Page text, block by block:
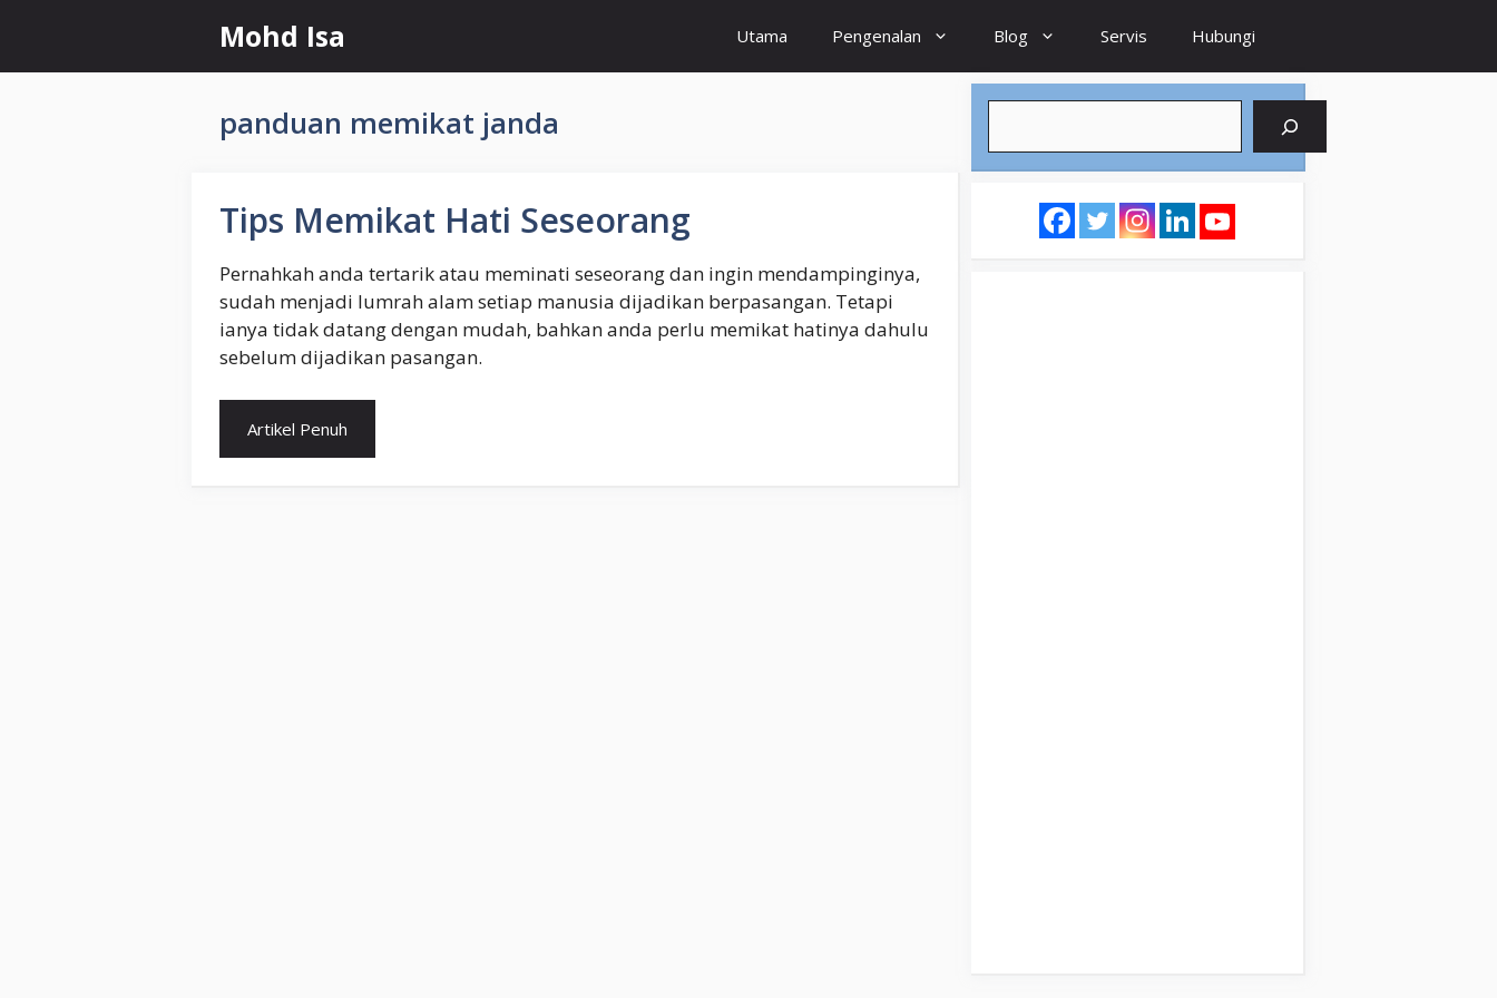
content
Mohd Isa Utama Pengenalan Blog Servis Hubungi
panduan memikat janda
Tips Memikat Hati Seseorang
Pernahkah anda tertarik atau meminati seseorang dan ingin mendampinginya,
sudah menjadi lumrah alam setiap manusia dijadikan berpasangan. Tetapi
ianya tidak datang dengan mudah, bahkan anda perlu memikat hatinya dahulu
sebelum dijadikan pasangan.
Artikel Penuh